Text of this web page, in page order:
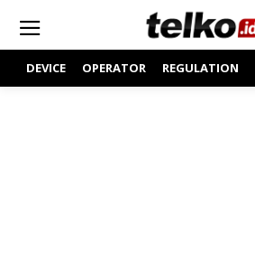
DEVICE OPERATOR REGULATION